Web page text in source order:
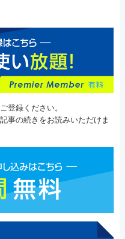
登録ください。
事の続きをお読みいただけま